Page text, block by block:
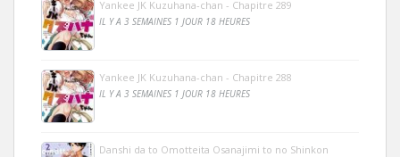
Yankee JK Kuzuhana-chan - Chapitre 289
IL Y A 3 SEMAINES 1 JOUR 18 HEURES
Yankee JK Kuzuhana-chan - Chapitre 288
IL Y A 3 SEMAINES 1 JOUR 18 HEURES
Danshi da to Omotteita Osanajimi to no Shinkon